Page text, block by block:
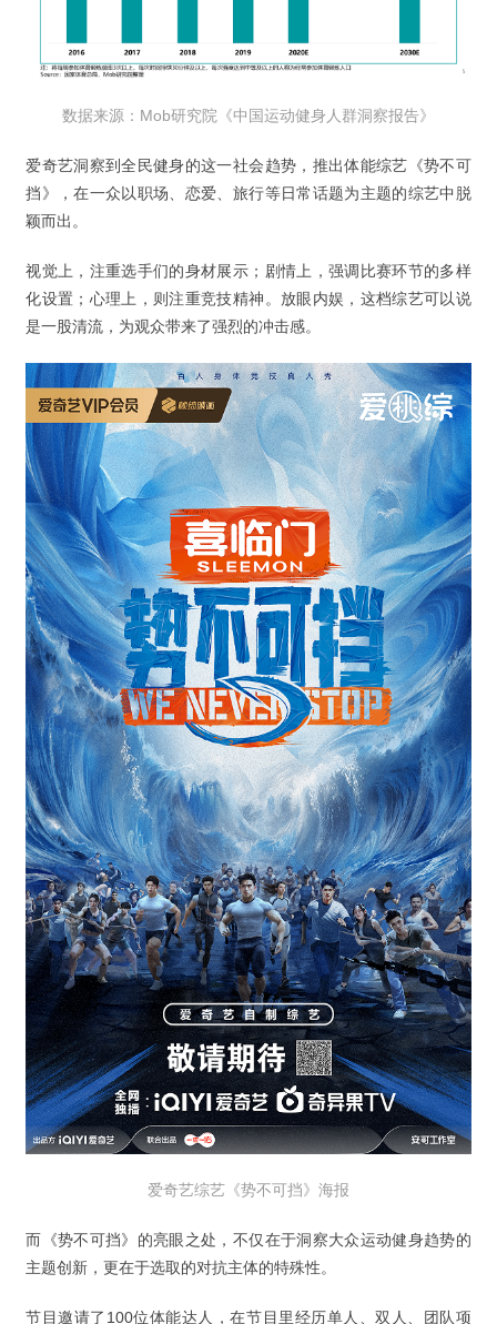
数据来源：Mob研究院 《中国运动健身人群洞察报告》
爱奇艺洞察到全民健身的这一社会趋势，推出体能综艺《势不可
挡》，在一众以职场、恋爱、旅行等日常话题为主题的综艺中脱
颖而出。
视觉上，注重选手们的身材展示；剧情上，强调比赛环节的多样
化设置；心理上，则注重竞技精神。放眼内娱，这档综艺可以说
是一股清流，为观众带来了强烈的冲击感。
爱奇艺综艺《势不可挡》海报
而《势不可挡》的亮眼之处，不仅在于洞察大众运动健身趋势的
主题创新，更在于选取的对抗主体的特殊性。
节目邀请了100位体能达人，在节目里经历单人、双人、团队项